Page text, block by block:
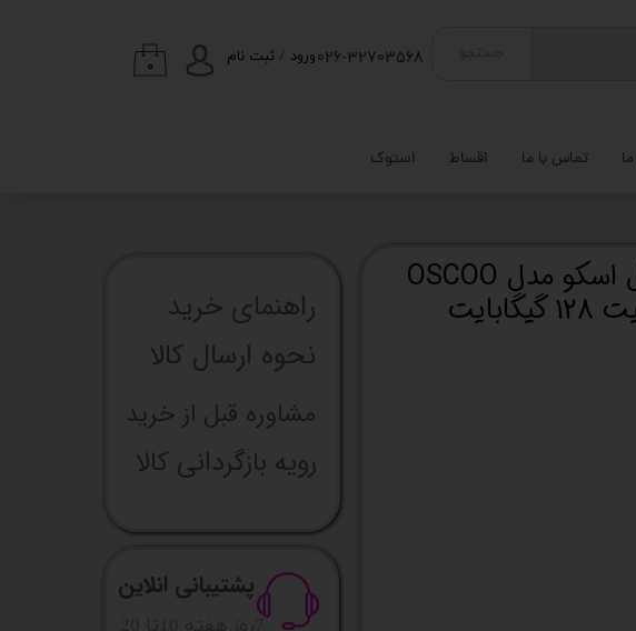
تماس با ما اقساط استوک
ورود / ثبت نام
۰ 026-32703568
اس اس دی اینترنال اسکو مدل OSCOO
راهنما​​​​​​​​​​​​​​ی خرید
نحوه ارسال کالا
مشاوره قبل از خرید
رویه بازگردانی کالا
پشتیبانی انلاین